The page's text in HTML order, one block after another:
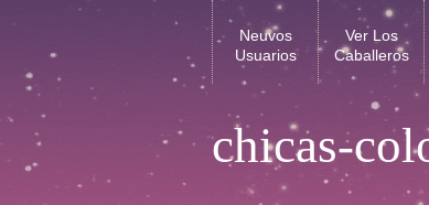
chicas-
Neuvos
Usuarios
Ver Los
Caballeros